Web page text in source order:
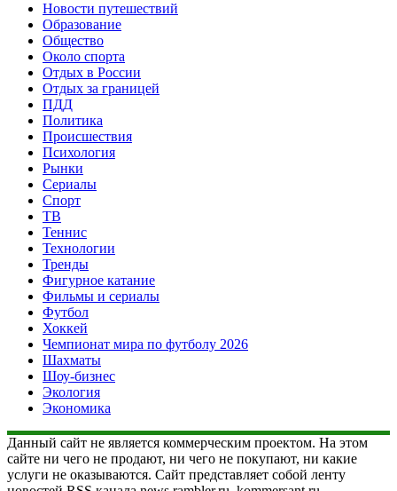
Новости путешествий
Образование
Общество
Около спорта
Отдых в России
Отдых за границей
ПДД
Политика
Происшествия
Психология
Рынки
Сериалы
Спорт
ТВ
Теннис
Технологии
Тренды
Фигурное катание
Фильмы и сериалы
Футбол
Хоккей
Чемпионат мира по футболу 2026
Шахматы
Шоу-бизнес
Экология
Экономика
Данный сайт не является коммерческим проектом. На этом
сайте ни чего не продают, ни чего не покупают, ни какие
услуги не оказываются. Сайт представляет собой ленту